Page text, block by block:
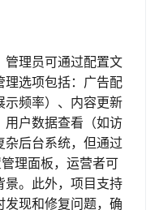
管理员可通过配置文
理选项包括：广告配
示频率）、内容更新
用户数据查看（如访
杂后台系统，但通过
理面板，运营者可
景。此外，项目支持
发现和修复问题，确